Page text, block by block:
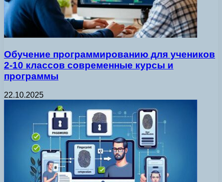
Обучение программированию для учеников
2-10 классов современные курсы и
программы
22.10.2025